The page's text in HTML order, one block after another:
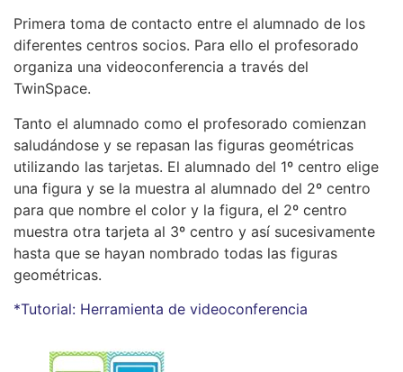
Primera toma de contacto entre el alumnado de los
diferentes centros socios. Para ello el profesorado
organiza una videoconferencia a través del
TwinSpace.
Tanto el alumnado como el profesorado comienzan
saludándose y se repasan las figuras geométricas
utilizando las tarjetas. El alumnado del 1º centro elige
una figura y se la muestra al alumnado del 2º centro
para que nombre el color y la figura, el 2º centro
muestra otra tarjeta al 3º centro y así sucesivamente
hasta que se hayan nombrado todas las figuras
geométricas.
*Tutorial: Herramienta de videoconferencia